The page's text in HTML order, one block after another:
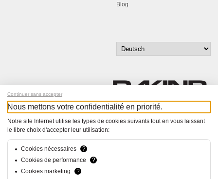
Blog
© Bucher+Walt 2011-2026
Continuer sans accepter
Nous mettons votre confidentialité en priorité.
Notre site Internet utilise les types de cookies suivants tout en vous laissant
le libre choix d'accepter leur utilisation:
Cookies nécessaires
?
Cookies de performance
?
Cookies marketing
?